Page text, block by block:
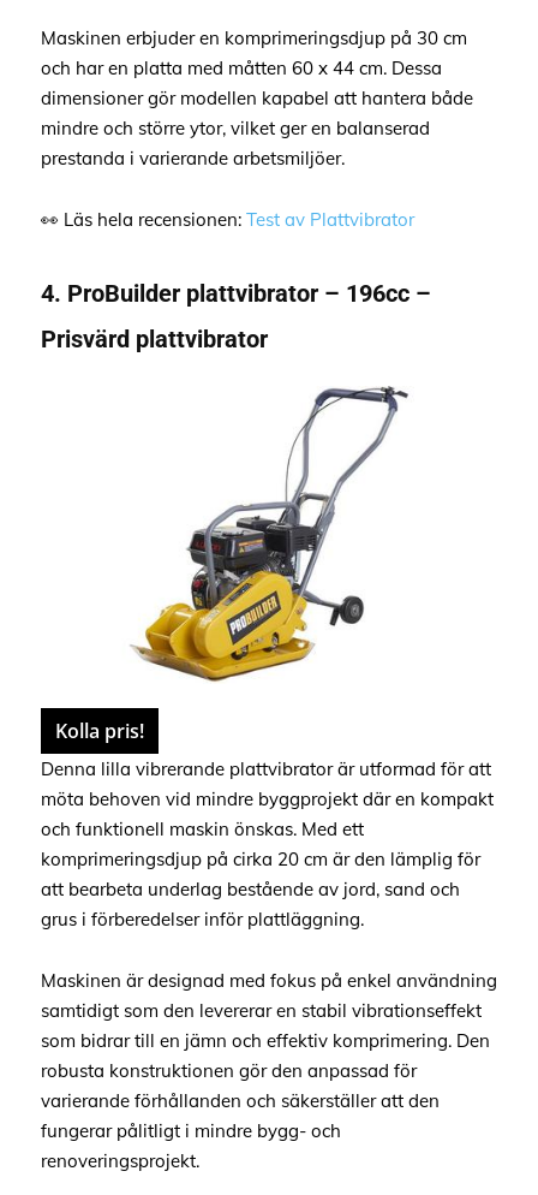
Maskinen erbjuder en komprimeringsdjup på 30 cm
och har en platta med måtten 60 x 44 cm. Dessa
dimensioner gör modellen kapabel att hantera både
mindre och större ytor, vilket ger en balanserad
prestanda i varierande arbetsmiljöer.
👀 Läs hela recensionen: Test av Plattvibrator
4. ProBuilder plattvibrator – 196cc –
Prisvärd plattvibrator
Kolla pris!
Denna lilla vibrerande plattvibrator är utformad för att
möta behoven vid mindre byggprojekt där en kompakt
och funktionell maskin önskas. Med ett
komprimeringsdjup på cirka 20 cm är den lämplig för
att bearbeta underlag bestående av jord, sand och
grus i förberedelser inför plattläggning.
Maskinen är designad med fokus på enkel användning
samtidigt som den levererar en stabil vibrationseffekt
som bidrar till en jämn och effektiv komprimering. Den
robusta konstruktionen gör den anpassad för
varierande förhållanden och säkerställer att den
fungerar pålitligt i mindre bygg- och
renoveringsprojekt.